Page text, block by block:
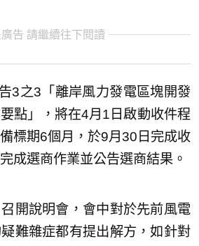
告 請繼續往下閱讀
3之3「離岸風力發電區塊開發
點」，將在4月1日啟動收件程
標期6個月，於9月30日完成收
成選商作業並公告選商結果。
開說明會，會中對於先前風電
難雜症都有提出解方，如針對